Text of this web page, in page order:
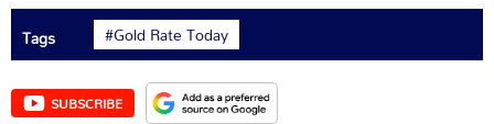
Tags #Gold Rate Today
SUBSCRIBE